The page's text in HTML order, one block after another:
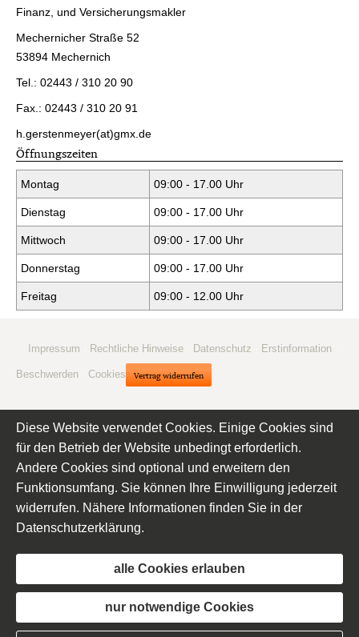
Finanz, und Ver­sicherungs­makler
Mechernicher Straße 52
53894 Mechernich
Tel.: 02443 / 310 20 90
Fax.: 02443 / 310 20 91
h.gerstenmeyer(at)gmx.de
Öffnungszeiten
Montag 09:00 - 17.00 Uhr
Dienstag 09:00 - 17.00 Uhr
Mittwoch 09:00 - 17.00 Uhr
Donnerstag 09:00 - 17.00 Uhr
Freitag 09:00 - 12.00 Uhr
Impressum Rechtliche Hinweise Datenschutz Erstinformation
Beschwerden Cookies Vertrag widerrufen
Diese Website verwendet Cookies. Einige Cookies sind
für den Betrieb der Website unbedingt erforderlich.
Andere Cookies sind optional und erweitern den
Funktionsumfang. Sie können Ihre Einwilligung jederzeit
widerrufen. Nähere Informationen finden Sie in der
Datenschutzerklärung.
alle Cookies erlauben
nur notwendige Cookies